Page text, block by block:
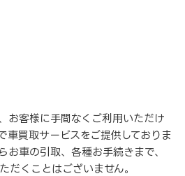
お客様に手間なくご利用いただけ
車買取サービスをご提供しておりま
お車の引取、各種お手続きまで、
だくことはございません。